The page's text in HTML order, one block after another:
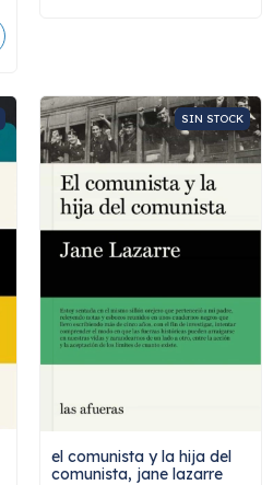
SIN STOCK
el comunista y la hija del
comunista, jane lazarre